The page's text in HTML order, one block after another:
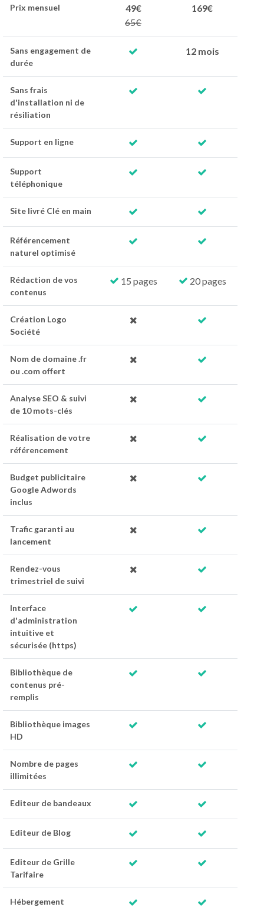
Prix mensuel
49€
65€
169€
Sans engagement de
durée
12 mois
Sans frais
d'installation ni de
résiliation
Support en ligne
Support
téléphonique
Site livré Clé en main
Référencement
naturel optimisé
Rédaction de vos
contenus
15 pages 20 pages
Création Logo
Société
Nom de domaine .fr
ou .com offert
Analyse SEO & suivi
de 10 mots-clés
Réalisation de votre
référencement
Budget publicitaire
Google Adwords
inclus
Trafic garanti au
lancement
Rendez-vous
trimestriel de suivi
Interface
d'administration
intuitive et
sécurisée (https)
Bibliothèque de
contenus pré-
remplis
Bibliothèque images
HD
Nombre de pages
illimitées
Editeur de bandeaux
Editeur de Blog
Editeur de Grille
Tarifaire
Hébergement